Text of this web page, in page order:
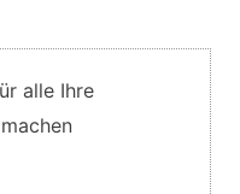
alle Ihre